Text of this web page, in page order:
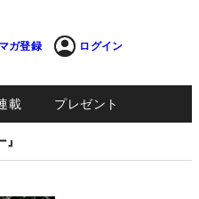
ガ登録 ログイン
載 プレゼント